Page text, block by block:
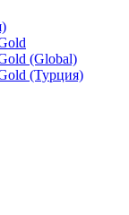
(Global)
(Турция)